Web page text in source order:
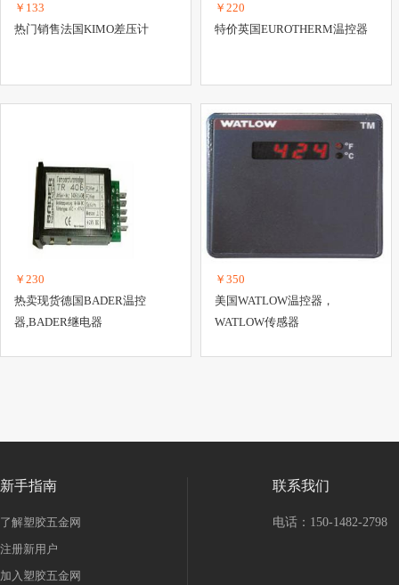
￥133
热门销售法国KIMO差压计
￥220
特价英国EUROTHERM温控器
￥230
热卖现货德国BADER温控
器,BADER继电器
￥350
美国WATLOW温控器，
WATLOW传感器
新手指南
了解塑胶五金网
注册新用户
加入塑胶五金网
联系我们
电话：150-1482-2798